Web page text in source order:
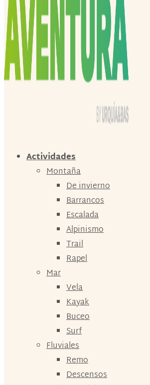
Actividades
Montaña
De invierno
Barrancos
Escalada
Alpinismo
Trail
Rapel
Mar
Vela
Kayak
Buceo
Surf
Fluviales
Remo
Descensos